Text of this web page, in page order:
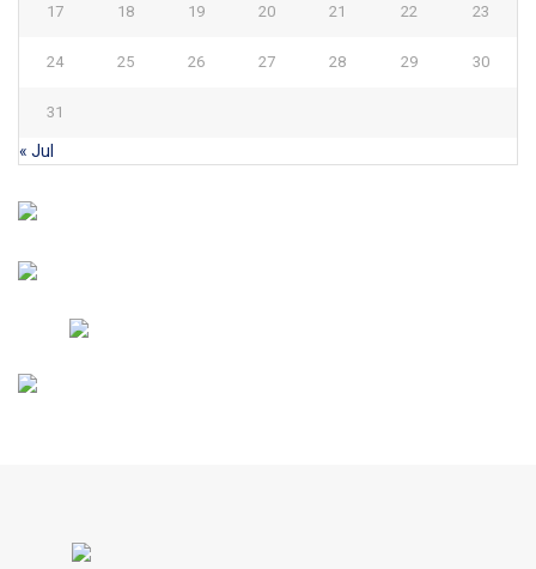
17 18 19 20 21 22 23
24 25 26 27 28 29 30
31
« Jul